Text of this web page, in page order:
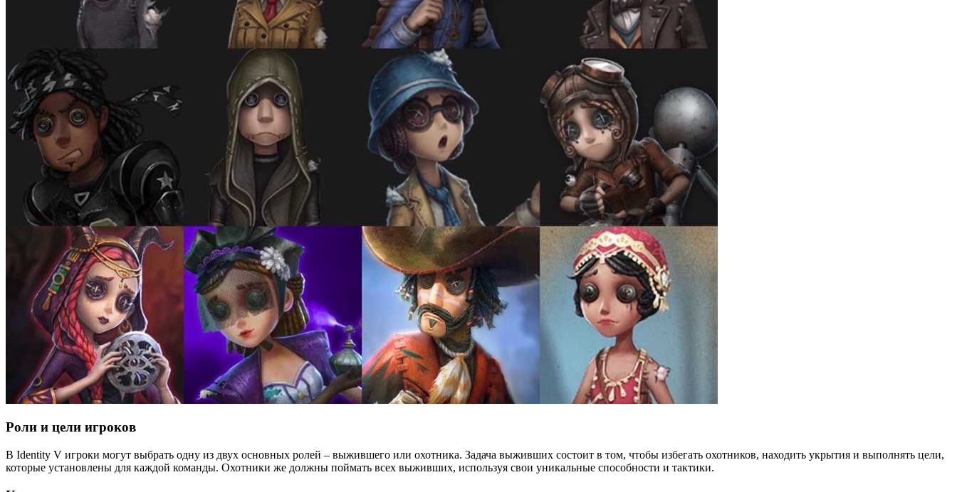
Роли и цели игроков
В Identity V игроки могут выбрать одну из двух основных ролей – выжившего или охотника. Задача выживших состоит в том, чтобы избегать охотников, находить укрытия и выполнять цели,
которые установлены для каждой команды. Охотники же должны поймать всех выживших, используя свои уникальные способности и тактики.